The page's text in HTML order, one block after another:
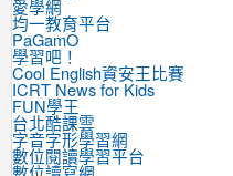
愛學網
均一教育平台
PaGamO
學習吧！
Cool English資安王比賽
ICRT News for Kids
FUN學王
台北酷課雲
字音字形學習網
數位閱讀學習平台